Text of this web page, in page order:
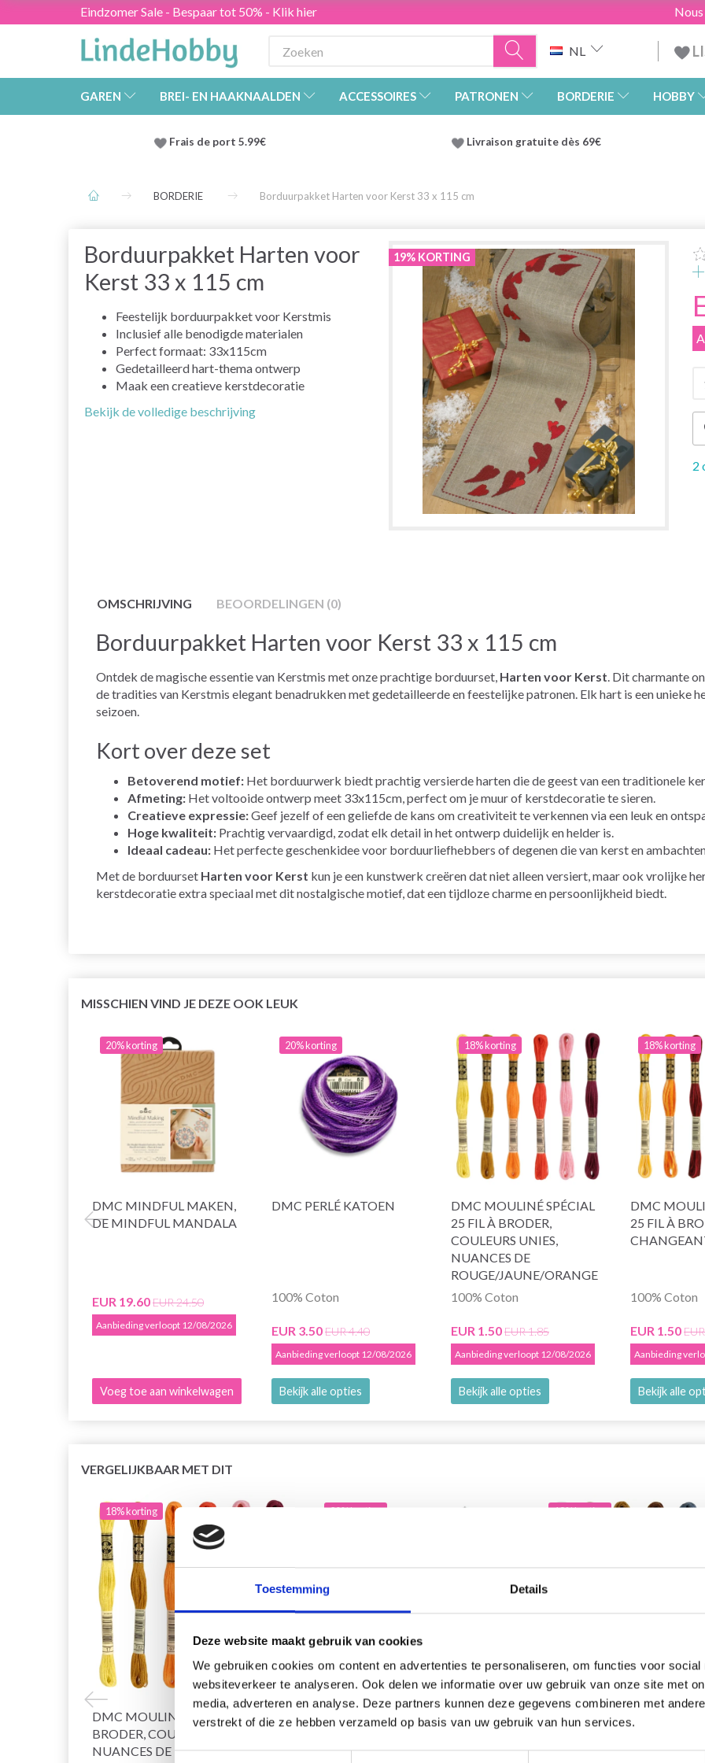
Toestemming Details
Deze website maakt gebruik van cookies
We gebruiken cookies om content en advertenties te personaliseren, om functies voor social
websiteverkeer te analyseren. Ook delen we informatie over uw gebruik van onze site met
media, adverteren en analyse. Deze partners kunnen deze gegevens combineren met
verstrekt of die ze hebben verzameld op basis van uw gebruik van hun services.
Eindzomer Sale - Bespaar tot 50% - Klik hier
NL
GAREN BREI- EN HAAKNAALDEN ACCESSOIRES PATRONEN BORDERIE HOBBY
Frais de port 5.99€ Livraison gratuite dès 69€
BORDERIE Borduurpakket Harten voor Kerst 33 x 115 cm
Borduurpakket Harten voor
Kerst 33 x 115 cm
Feestelijk borduurpakket voor Kerstmis
Inclusief alle benodigde materialen
Perfect formaat: 33x115cm
Gedetailleerd hart-thema ontwerp
Maak een creatieve kerstdecoratie
Bekijk de volledige beschrijving
19% KORTING
2
OMSCHRIJVING BEOORDELINGEN (0)
Borduurpakket Harten voor Kerst 33 x 115 cm
Ontdek de magische essentie van Kerstmis met onze prachtige borduurset, Harten voor Kerst. Dit charmante
de tradities van Kerstmis elegant benadrukken met gedetailleerde en feestelijke patronen. Elk hart is een unieke
seizoen.
Kort over deze set
Betoverend motief: Het borduurwerk biedt prachtig versierde harten die de geest van een traditionele
Afmeting: Het voltooide ontwerp meet 33x115cm, perfect om je muur of kerstdecoratie te sieren.
Creatieve expressie:Geef jezelf of een geliefde de kans om creativiteit te verkennen via een leuk en
Hoge kwaliteit: Prachtig vervaardigd, zodat elk detail in het ontwerp duidelijk en helder is.
Ideaal cadeau: Het perfecte geschenkidee voor borduurliefhebbers of degenen die van kerst en
Met de borduurset Harten voor Kerst kun je een kunstwerk creëren dat niet alleen versiert, maar ook vrolijke
kerstdecoratie extra speciaal met dit nostalgische motief, dat een tijdloze charme en persoonlijkheid biedt.
MISSCHIEN VIND JE DEZE OOK LEUK
20% korting
DMC MINDFUL MAKEN,
DE MINDFUL MANDALA
EUR 19.60EUR 24.50
Aanbieding verloopt 12/08/2026
Voeg toe aan winkelwagen
20% korting
DMC PERLÉ KATOEN
100% Coton
EUR 3.50EUR 4.40
Aanbieding verloopt 12/08/2026
Bekijk alle opties
18% korting
DMC MOULINÉ SPÉCIAL
25 FIL À BRODER,
COULEURS UNIES,
NUANCES DE
ROUGE/JAUNE/ORANGE
100% Coton
EUR 1.50EUR 1.85
Aanbieding verloopt 12/08/2026
Bekijk alle opties
18% korting
DMC
25 FIL À
100% Coton
EUR 1.50
Aanbieding
Bekijk alle
VERGELIJKBAAR MET DIT
18% korting
DMC MOULINÉ SPÉCIAL 25 FIL À
BRODER, COULEURS UNIES,
NUANCES DE
20% korting
HOBBYARTS CERCLE À BRODER
18% korting
DMC MOULINÉ SPÉCIAL 25
UNIES, NUANCES NEUTRES
Économisez jusqu'à 50 %
offres limitées en vous inscrivant à notre
newsletter gratuite !